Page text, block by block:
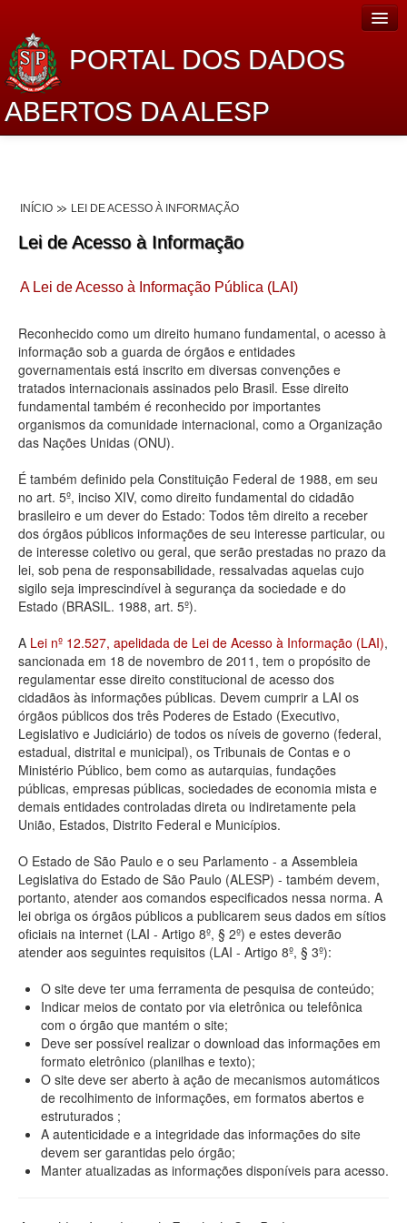
PORTAL DOS DADOS
ABERTOS DA ALESP
Lei de Acesso à Informação
Dados Governamentais Abertos
Planejamento
Catálogo de dados
Processo Legislativo
Deputados Estaduais
Administração
Legislação
Agenda
Perguntas frequentes
Contato
INÍCIO LEI DE ACESSO À INFORMAÇÃO
Lei de Acesso à Informação
A Lei de Acesso à Informação Pública (LAI)
Reconhecido como um direito humano fundamental, o acesso à
informação sob a guarda de órgãos e entidades
governamentais está inscrito em diversas convenções e
tratados internacionais assinados pelo Brasil. Esse direito
fundamental também é reconhecido por importantes
organismos da comunidade internacional, como a Organização
das Nações Unidas (ONU).
É também definido pela Constituição Federal de 1988, em seu
no art. 5º, inciso XIV, como direito fundamental do cidadão
brasileiro e um dever do Estado: Todos têm direito a receber
dos órgãos públicos informações de seu interesse particular, ou
de interesse coletivo ou geral, que serão prestadas no prazo da
lei, sob pena de responsabilidade, ressalvadas aquelas cujo
sigilo seja imprescindível à segurança da sociedade e do
Estado (BRASIL. 1988, art. 5º).
A Lei nº 12.527, apelidada de Lei de Acesso à Informação (LAI),
sancionada em 18 de novembro de 2011, tem o propósito de
regulamentar esse direito constitucional de acesso dos
cidadãos às informações públicas. Devem cumprir a LAI os
órgãos públicos dos três Poderes de Estado (Executivo,
Legislativo e Judiciário) de todos os níveis de governo (federal,
estadual, distrital e municipal), os Tribunais de Contas e o
Ministério Público, bem como as autarquias, fundações
públicas, empresas públicas, sociedades de economia mista e
demais entidades controladas direta ou indiretamente pela
União, Estados, Distrito Federal e Municípios.
O Estado de São Paulo e o seu Parlamento - a Assembleia
Legislativa do Estado de São Paulo (ALESP) - também devem,
portanto, atender aos comandos especificados nessa norma. A
lei obriga os órgãos públicos a publicarem seus dados em sítios
oficiais na internet (LAI - Artigo 8º, § 2º) e estes deverão
atender aos seguintes requisitos (LAI - Artigo 8º, § 3º):
O site deve ter uma ferramenta de pesquisa de conteúdo;
Indicar meios de contato por via eletrônica ou telefônica
com o órgão que mantém o site;
Deve ser possível realizar o download das informações em
formato eletrônico (planilhas e texto);
O site deve ser aberto à ação de mecanismos automáticos
de recolhimento de informações, em formatos abertos e
estruturados ;
A autenticidade e a integridade das informações do site
devem ser garantidas pelo órgão;
Manter atualizadas as informações disponíveis para acesso.